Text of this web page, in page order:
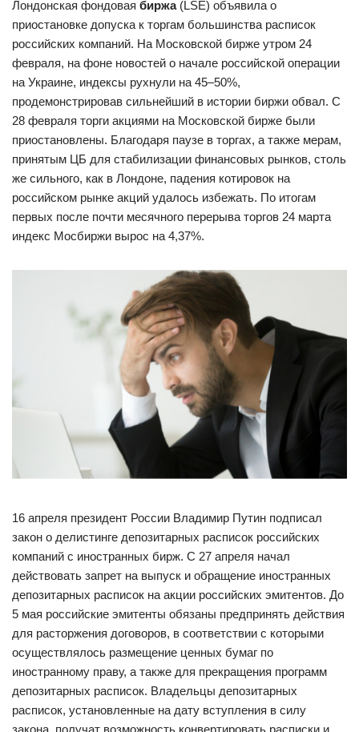
Лондонская фондовая биржа(LSE) объявила о
приостановке допуска к торгам большинства расписок
российских компаний. На Московской бирже утром 24
февраля, на фоне новостей о начале российской операции
на Украине, индексы рухнули на 45–50%,
продемонстрировав сильнейший в истории биржи обвал. С
28 февраля торги акциями на Московской бирже были
приостановлены. Благодаря паузе в торгах, а также мерам,
принятым ЦБ для стабилизации финансовых рынков, столь
же сильного, как в Лондоне, падения котировок на
российском рынке акций удалось избежать. По итогам
первых после почти месячного перерыва торгов 24 марта
индекс Мосбиржи вырос на 4,37%.
16 апреля президент России Владимир Путин подписал
закон о делистинге депозитарных расписок российских
компаний с иностранных бирж. С 27 апреля начал
действовать запрет на выпуск и обращение иностранных
депозитарных расписок на акции российских эмитентов. До
5 мая российские эмитенты обязаны предпринять действия
для расторжения договоров, в соответствии с которыми
осуществлялось размещение ценных бумаг по
иностранному праву, а также для прекращения программ
депозитарных расписок. Владельцы депозитарных
расписок, установленные на дату вступления в силу
закона, получат возможность конвертировать расписки и